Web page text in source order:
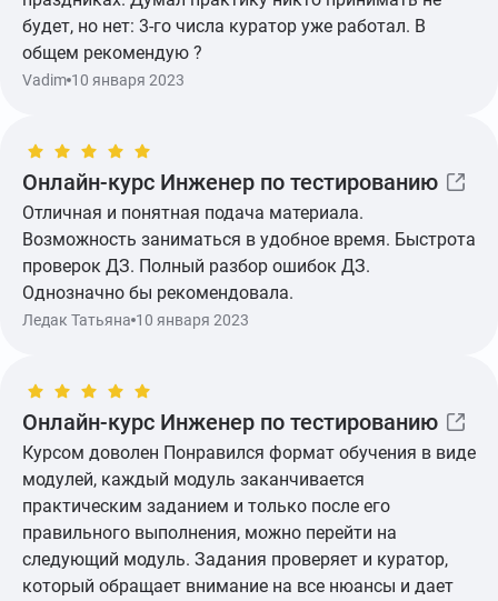
будет, но нет: 3-го числа куратор уже работал. В
общем рекомендую ?
Vadim 10 января 2023
Онлайн-курс Инженер по тестированию
Отличная и понятная подача материала.
Возможность заниматься в удобное время. Быстрота
проверок ДЗ. Полный разбор ошибок ДЗ.
Однозначно бы рекомендовала.
Показать ещё
Ледак Татьяна 10 января 2023
Онлайн-курс Инженер по тестированию
Курсом доволен Понравился формат обучения в виде
модулей, каждый модуль заканчивается
практическим заданием и только после его
правильного выполнения, можно перейти на
следующий модуль. Задания проверяет и куратор,
который обращает внимание на все нюансы и дает